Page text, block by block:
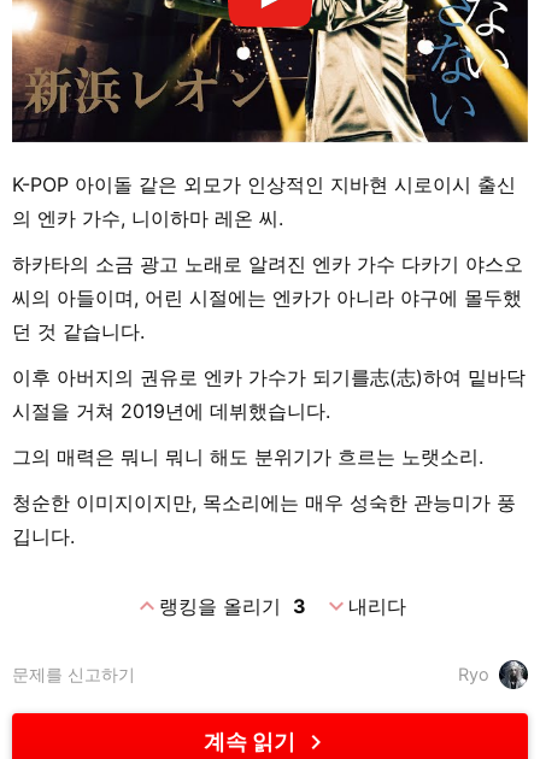
K-POP 아이돌 같은 외모가 인상적인 지바현 시로이시 출신
의 엔카 가수, 니이하마 레온 씨.
하카타의 소금 광고 노래로 알려진 엔카 가수 다카기 야스오
씨의 아들이며, 어린 시절에는 엔카가 아니라 야구에 몰두했
던 것 같습니다.
이후 아버지의 권유로 엔카 가수가 되기를志(志)하여 밑바닥
시절을 거쳐 2019년에 데뷔했습니다.
그의 매력은 뭐니 뭐니 해도 분위기가 흐르는 노랫소리.
청순한 이미지이지만, 목소리에는 매우 성숙한 관능미가 풍
깁니다.
expand_less랭킹을 올리기 3 expand_more내리다
Ryo
문제를 신고하기
계속 읽기 chevron_right